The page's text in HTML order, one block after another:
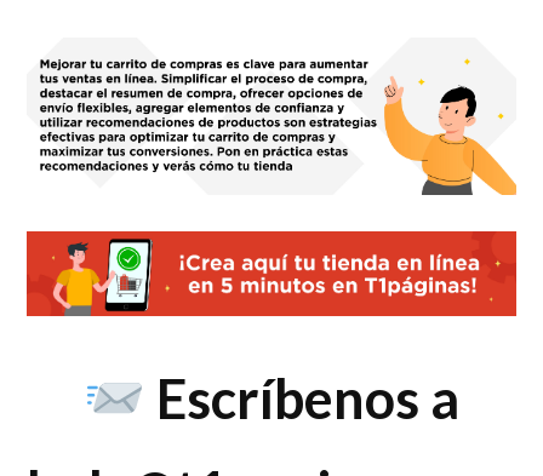
Escríbenos a